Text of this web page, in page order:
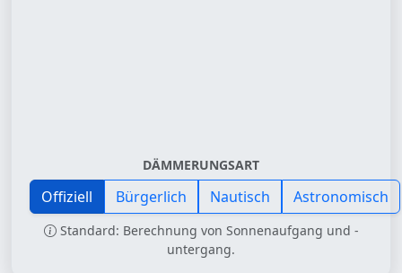
DÄMMERUNGSART
Offiziell Bürgerlich Nautisch Astronomisch
Standard: Berechnung von Sonnenaufgang und -
untergang.